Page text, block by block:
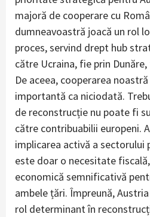
majoră de cooperare cu
dumneavoastră joacă un rol
proces, servind drept hub
către Ucraina, fie prin
De aceea, cooperarea
importantă ca niciodată.
de reconstrucție nu poate fi
către contribuabilii europeni.
implicarea activă a sectorului
este doar o necesitate
economică semnificativă
ambele țări. Împreună,
rol determinant în